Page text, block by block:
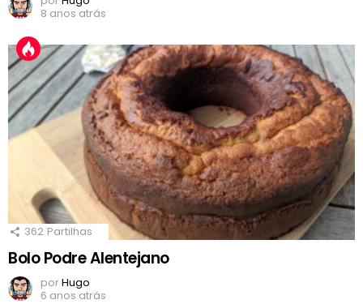
8 anos atrás
362 Partilhas
Bolo Podre Alentejano
porHugo
6 anos atrás